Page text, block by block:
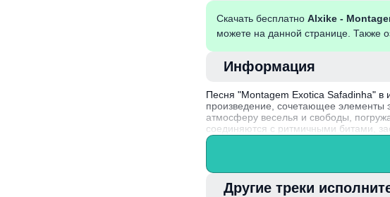
Скачать бесплатно Alxike -
можете на данной странице. Также
Информация
Песня "Montagem Exotica Safadinha" в
произведение, сочетающее элементы
атмосферу веселья и свободы,
соединяются с ритмичными битами,
Забавный факт: Alxike стал известен
Другие треки